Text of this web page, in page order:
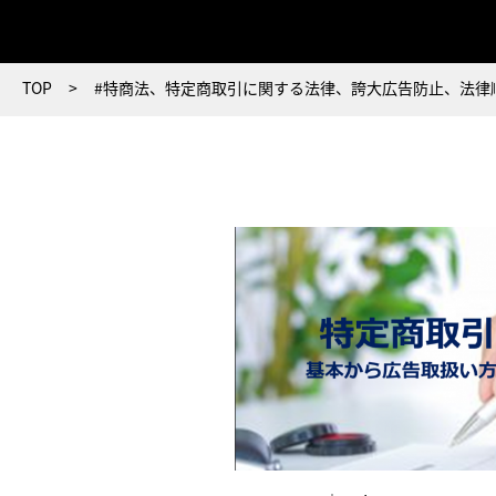
TOP #特商法、特定商取引に関する法律、誇大広告防止、法律